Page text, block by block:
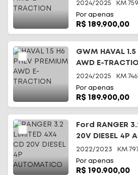
2024/2025 KM
Por apenas
R$ 189.900,00
GWM HAVAL 1.5
AWD E-
2024/2025 KM
Por apenas
R$ 189.900,00
Ford RANGER
20V DIESEL 4P
2022/2023 KM
Por apenas
R$ 190.900,00